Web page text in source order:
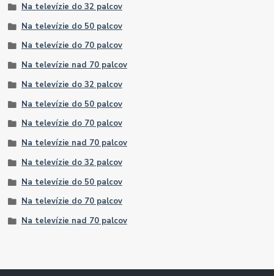
Na televízie do 32 palcov
Na televízie do 50 palcov
Na televízie do 70 palcov
Na televízie nad 70 palcov
Na televízie do 32 palcov
Na televízie do 50 palcov
Na televízie do 70 palcov
Na televízie nad 70 palcov
Na televízie do 32 palcov
Na televízie do 50 palcov
Na televízie do 70 palcov
Na televízie nad 70 palcov